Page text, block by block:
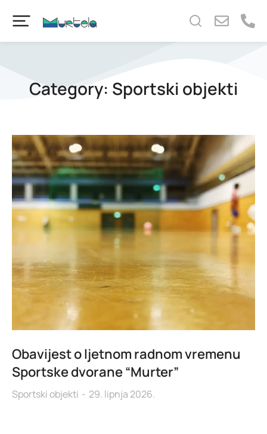
Category: Sportski objekti
Obavijest o ljetnom radnom vremenu
Sportske dvorane “Murter”
Sportski objekti 29. lipnja 2026.